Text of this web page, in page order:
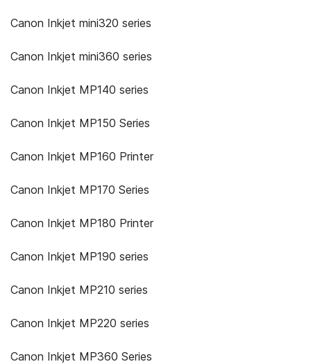
Canon Inkjet mini320 series
Canon Inkjet mini360 series
Canon Inkjet MP140 series
Canon Inkjet MP150 Series
Canon Inkjet MP160 Printer
Canon Inkjet MP170 Series
Canon Inkjet MP180 Printer
Canon Inkjet MP190 series
Canon Inkjet MP210 series
Canon Inkjet MP220 series
Canon Inkjet MP360 Series